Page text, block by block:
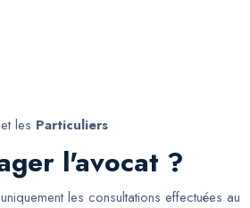
et les Particuliers
l'avocat ?
les consultations effectuées au